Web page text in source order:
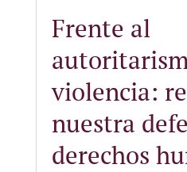
Frente al
violencia:
nuestra
derechos